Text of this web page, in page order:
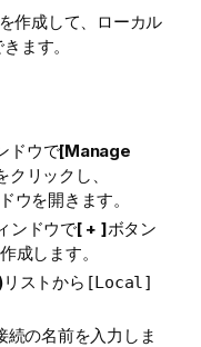
作成して、ローカル
ます。
ドウで[Manage
クリックし、
ウを開きます。
ンドウで[ + ]ボタン
成します。
リストから [Local]
続の名前を入力しま